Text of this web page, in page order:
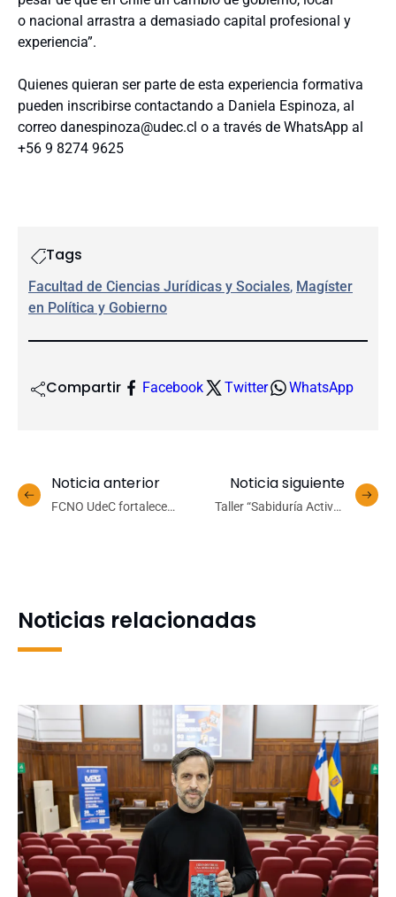
o nacional arrastra a demasiado capital profesional y
experiencia”.
Quienes quieran ser parte de esta experiencia formativa
pueden inscribirse contactando a Daniela Espinoza, al
correo danespinoza@udec.cl o a través de WhatsApp al
+56 9 8274 9625
Tags
Facultad de Ciencias Jurídicas y Sociales, Magíster
en Política y Gobierno
Compartir Facebook Twitter WhatsApp
Noticia anterior
FCNO UdeC fortalece
Noticia siguiente
Taller “Sabiduría Activa”
Noticias relacionadas